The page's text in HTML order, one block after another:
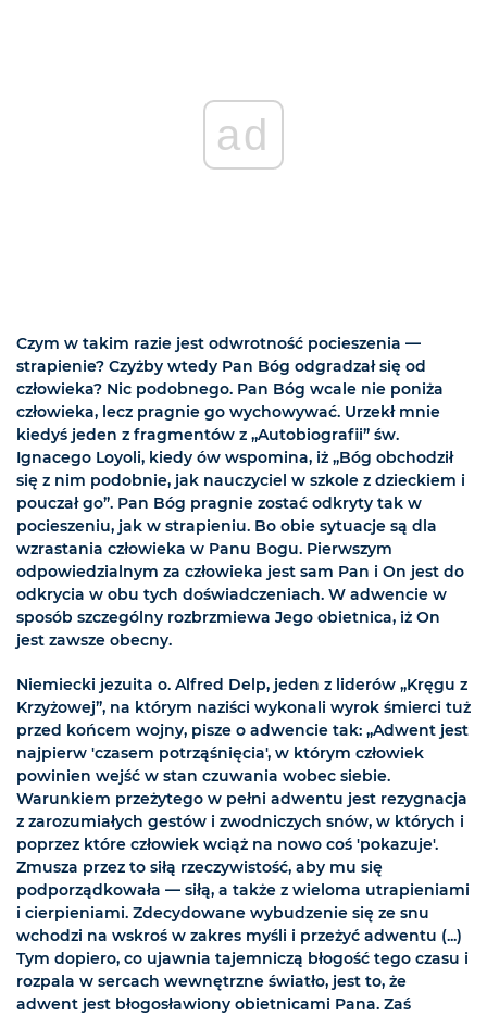
ad
Czym w takim razie jest odwrotność pocieszenia —
strapienie? Czyżby wtedy Pan Bóg odgradzał się od
człowieka? Nic podobnego. Pan Bóg wcale nie poniża
człowieka, lecz pragnie go wychowywać. Urzekł mnie
kiedyś jeden z fragmentów z „Autobiografii” św.
Ignacego Loyoli, kiedy ów wspomina, iż „Bóg obchodził
się z nim podobnie, jak nauczyciel w szkole z dzieckiem i
pouczał go”. Pan Bóg pragnie zostać odkryty tak w
pocieszeniu, jak w strapieniu. Bo obie sytuacje są dla
wzrastania człowieka w Panu Bogu. Pierwszym
odpowiedzialnym za człowieka jest sam Pan i On jest do
odkrycia w obu tych doświadczeniach. W adwencie w
sposób szczególny rozbrzmiewa Jego obietnica, iż On
jest zawsze obecny.
Niemiecki jezuita o. Alfred Delp, jeden z liderów „Kręgu z
Krzyżowej”, na którym naziści wykonali wyrok śmierci tuż
przed końcem wojny, pisze o adwencie tak: „Adwent jest
najpierw 'czasem potrząśnięcia', w którym człowiek
powinien wejść w stan czuwania wobec siebie.
Warunkiem przeżytego w pełni adwentu jest rezygnacja
z zarozumiałych gestów i zwodniczych snów, w których i
poprzez które człowiek wciąż na nowo coś 'pokazuje'.
Zmusza przez to siłą rzeczywistość, aby mu się
podporządkowała — siłą, a także z wieloma utrapieniami
i cierpieniami. Zdecydowane wybudzenie się ze snu
wchodzi na wskroś w zakres myśli i przeżyć adwentu (...)
Tym dopiero, co ujawnia tajemniczą błogość tego czasu i
rozpala w sercach wewnętrzne światło, jest to, że
adwent jest błogosławiony obietnicami Pana. Zaś